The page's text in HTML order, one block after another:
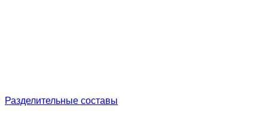
Разделительные составы